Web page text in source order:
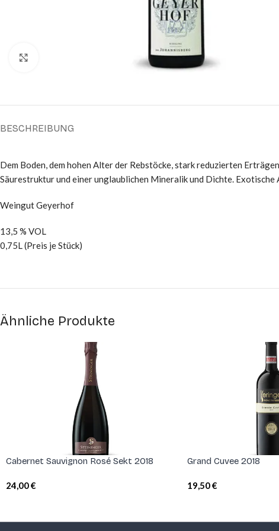
BESCHREIBUNG
Dem Boden, dem hohen Alter der Rebstöcke, stark reduzierten
Säurestruktur und einer unglaublichen Mineralik und Dichte.
Weingut Geyerhof
13,5 % VOL
0,75L (Preis je Stück)
Ähnliche Produkte
Cabernet Sauvignon Rosé Sekt 2018
24,00€
Grand Cuvee 2018
19,50€